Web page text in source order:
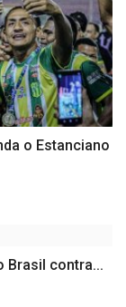
o Estanciano
Brasil contra...